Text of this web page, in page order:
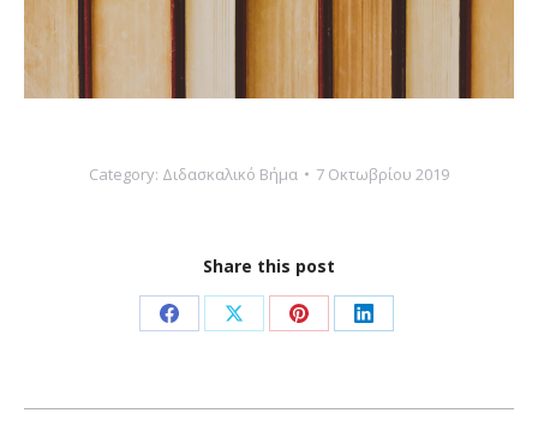
Category: Διδασκαλικό Βήμα 7 Οκτωβρίου 2019
Share this post
Share
Facebook
Share
X
Share
Pinterest
Share
LinkedIn